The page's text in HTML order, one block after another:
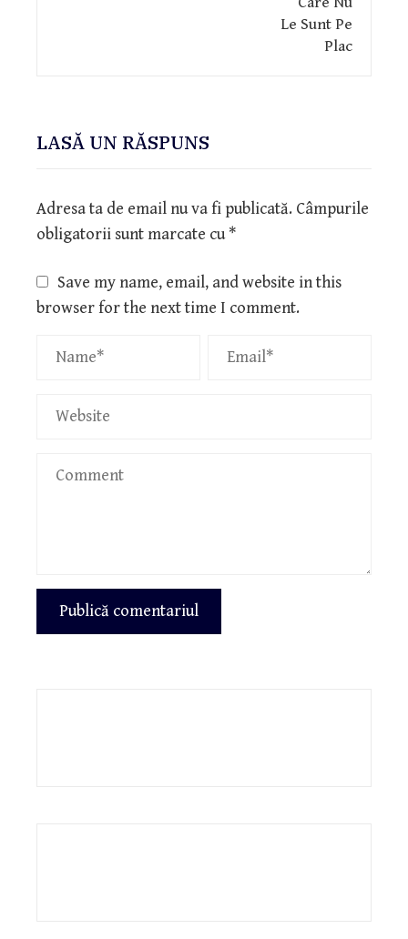
LASĂ UN RĂSPUNS
Adresa ta de email nu va fi publicată. Câmpurile
obligatorii sunt marcate cu*
Save my name, email, and website in this
browser for the next time I comment.